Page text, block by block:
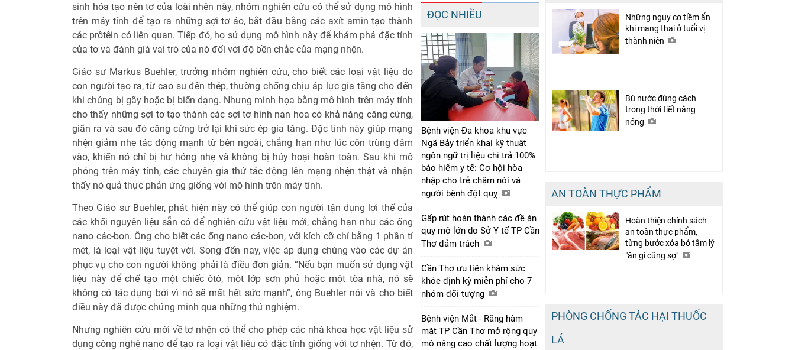
sinh hóa tạo nên tơ của loài nhện này, nhóm nghiên cứu có thể sử dụng mô hình
trên máy tính để tạo ra những sợi tơ ảo, bắt đầu bằng các axít amin tạo thành
các prôtêin có liên quan. Tiếp đó, họ sử dụng mô hình này để khám phá đặc tính
của tơ và đánh giá vai trò của nó đối với độ bền chắc của mạng nhện.
Giáo sư Markus Buehler, trưởng nhóm nghiên cứu, cho biết các loại vật liệu do
con người tạo ra, từ cao su đến thép, thường chống chịu áp lực gia tăng cho đến
khi chúng bị gãy hoặc bị biến dạng. Nhưng minh họa bằng mô hình trên máy tính
cho thấy những sợi tơ tạo thành các sợi tơ hình nan hoa có khả năng căng cứng,
giãn ra và sau đó căng cứng trở lại khi sức ép gia tăng. Đặc tính này giúp mạng
nhện giảm nhẹ tác động mạnh từ bên ngoài, chẳng hạn như lúc côn trùng đâm
vào, khiến nó chỉ bị hư hỏng nhẹ và không bị hủy hoại hoàn toàn. Sau khi mô
phỏng trên máy tính, các chuyên gia thử tác động lên mạng nhện thật và nhận
thấy nó quả thực phản ứng giống với mô hình trên máy tính.
Theo Giáo sư Buehler, phát hiện này có thể giúp con người tận dụng lợi thế của
các khối nguyên liệu sẵn có để nghiên cứu vật liệu mới, chẳng hạn như các ống
nano các-bon. Ông cho biết các ống nano các-bon, với kích cỡ chỉ bằng 1 phần tỉ
mét, là loại vật liệu tuyệt vời. Song đến nay, việc áp dụng chúng vào các dự án
phục vụ cho con người không phải là điều đơn giản. “Nếu bạn muốn sử dụng vật
liệu này để chế tạo một chiếc ôtô, một lớp sơn phủ hoặc một tòa nhà, nó sẽ
không có tác dụng bởi vì nó sẽ mất hết sức mạnh”, ông Buehler nói và cho biết
điều này đã được chứng minh qua những thử nghiệm.
Nhưng nghiên cứu mới về tơ nhện có thể cho phép các nhà khoa học vật liệu sử
dụng công nghệ nano để tạo ra loại vật liệu có đặc tính giống với tơ nhện. Từ đó,
ĐỌC NHIỀU
Bệnh viện Đa khoa khu vực
Ngã Bảy triển khai kỹ thuật
ngôn ngữ trị liệu chi trả 100%
bảo hiểm y tế: Cơ hội hòa
nhập cho trẻ chậm nói và
người bệnh đột quỵ
Gấp rút hoàn thành các đề án
quy mô lớn do Sở Y tế TP Cần
Thơ đảm trách
Cần Thơ ưu tiên khám sức
khỏe định kỳ miễn phí cho 7
nhóm đối tượng
Bệnh viện Mắt - Răng hàm
mặt TP Cần Thơ mở rộng quy
mô nâng cao chất lượng hoạt
Những nguy cơ tiềm ẩn
khi mang thai ở tuổi vị
thành niên
Bù nước đúng cách
trong thời tiết nắng
nóng
AN TOÀN THỰC PHẨM
Hoàn thiện chính sách
an toàn thực phẩm,
từng bước xóa bỏ tâm lý
"ăn gì cũng sợ"
PHÒNG CHỐNG TÁC HẠI THUỐC
LÁ